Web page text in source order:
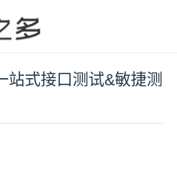
站式接口测试&敏捷测